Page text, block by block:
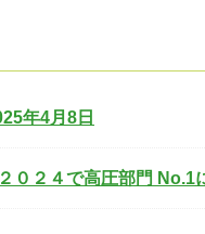
年4月8日
０２４で高圧部門 No.1